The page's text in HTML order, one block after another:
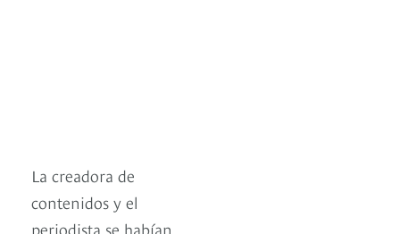
La creadora de
contenidos y el
periodista se habían